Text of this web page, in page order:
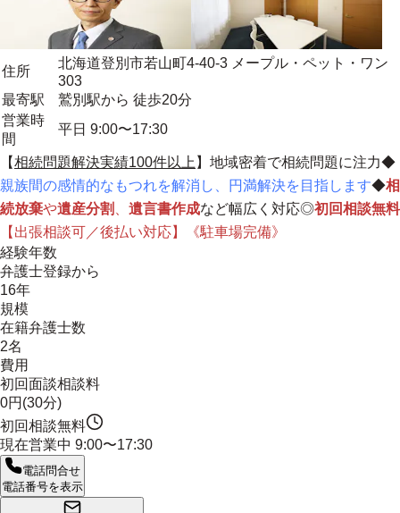
住所
北海道登別市若山町4-40-3 メープル・ペット・ワン
303
最寄駅
鷲別駅から 徒歩20分
営業時
間
平日 9:00〜17:30
【相続問題解決実績100件以上 】 地域密着で相続問題に注力◆
親族間の感情的なもつれを解消し、円満解決を目指します◆相
続放棄や遺産分割 遺言書作成など幅広く対応◎初回相談無料
【出張相談可／後払い対応】《駐車場完備》
経験年数
弁護士登録から
16年
規模
在籍弁護士数
2名
費用
初回面談相談料
0円(30分)
初回相談無料
現在営業中 9:00〜17:30
電話問合せ
電話番号を表示